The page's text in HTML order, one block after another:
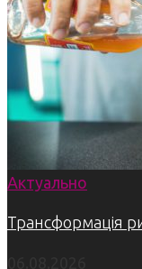
Актуально
Трансформація